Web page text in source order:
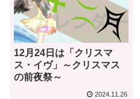
12月24日は「クリスマ
ス・イヴ」～クリスマス
の前夜祭～
2024.11.26